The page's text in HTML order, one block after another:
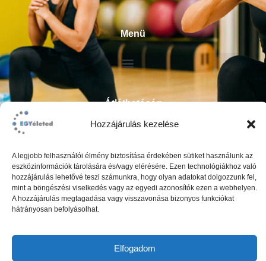
Hozzájárulás kezelése
A legjobb felhasználói élmény biztosítása érdekében sütiket használunk az
eszközinformációk tárolására és/vagy elérésére. Ezen technológiákhoz való
hozzájárulás lehetővé teszi számunkra, hogy olyan adatokat dolgozzunk fel,
mint a böngészési viselkedés vagy az egyedi azonosítók ezen a webhelyen.
A hozzájárulás megtagadása vagy visszavonása bizonyos funkciókat
hátrányosan befolyásolhat.
Elfogadom
Menü
Átláthatóság
ÁSZF
Adatkezelési tájékoztató